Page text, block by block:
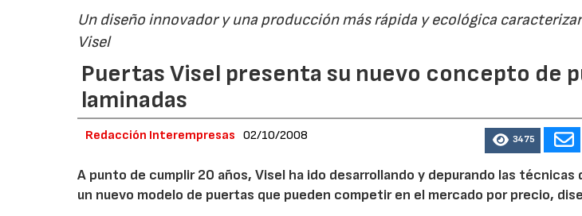
Un diseño innovador y una producción más rápida y ecológica
Visel
Puertas Visel presenta su nuevo concepto de
laminadas
Redacción Interempresas 02/10/2008 3475
A punto de cumplir 20 años, Visel ha ido desarrollando y depurando las
un nuevo modelo de puertas que pueden competir en el mercado por precio,